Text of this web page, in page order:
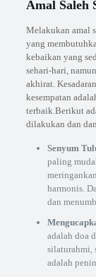
Amal Saleh
Melakukan amal
yang
kebaikan yang
sehari-hari,
akhirat.
kesempatan
terbaik.Berikut
dilakukan dan
Senyum
paling
harmonis.
dan
adalah doa
silaturahmi,
adalah